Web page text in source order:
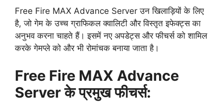
Free Fire MAX Advance Server उन खिलाड़ियों के लिए
है, जो गेम के उच्च ग्राफिकल क्वालिटी और विस्तृत इफेक्ट्स का
अनुभव करना चाहते हैं। इसमें नए अपडेट्स और फीचर्स को शामिल
करके गेमप्ले को और भी रोमांचक बनाया जाता है।
Free Fire MAX Advance
Server के प्रमुख फीचर्स: